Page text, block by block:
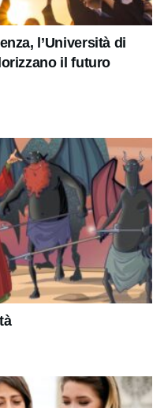
l’Università di
il futuro